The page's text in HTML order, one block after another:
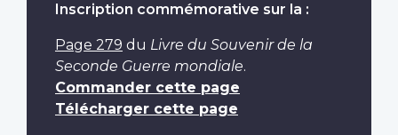
Inscription commémorative sur la :
Page 279 du Livre du Souvenir de la
Seconde Guerre mondiale.
Commander cette page
Télécharger cette page